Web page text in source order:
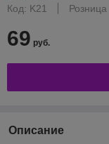
Код: K21
Розница
69 руб.
Описание